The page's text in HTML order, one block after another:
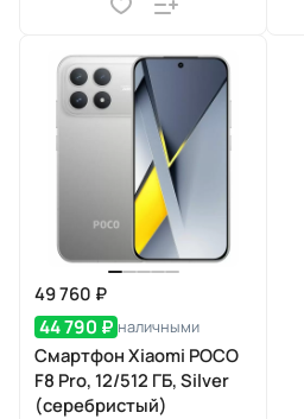
49 760 ₽
44 790 ₽ наличными
Смартфон Xiaomi POCO
F8 Pro, 12/512 ГБ, Silver
(серебристый)